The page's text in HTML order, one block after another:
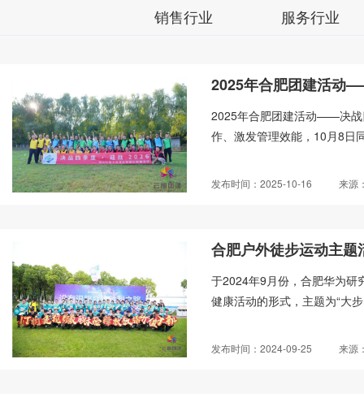
销售行业 服务行业
2025年合肥团建活动
2025年合肥团建活动——决战
作、激发管理效能，10月8日
发布时间：2025-10-16 来源
合肥户外徒步运动主题
于2024年9月份，合肥华为研
健康活动的形式，主题为“大
发布时间：2024-09-25 来源